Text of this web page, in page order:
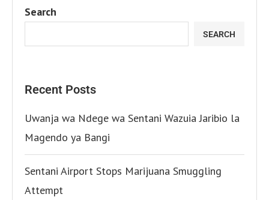
Search
SEARCH
Recent Posts
Uwanja wa Ndege wa Sentani Wazuia Jaribio la
Magendo ya Bangi
Sentani Airport Stops Marijuana Smuggling
Attempt